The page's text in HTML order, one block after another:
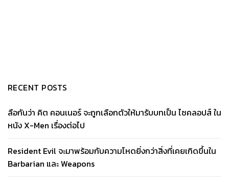
RECENT POSTS
ลือกันว่า คิต คอนเนอร์ จะถูกเลือกตัวให้มารับบทเป็น ไซคลอปส์ ใน
หนัง X-Men เรื่องต่อไป
Resident Evil จะมาพร้อมกับความโหดยิ่งกว่าสิ่งที่เคยเกิดขึ้นใน
Barbarian และ Weapons